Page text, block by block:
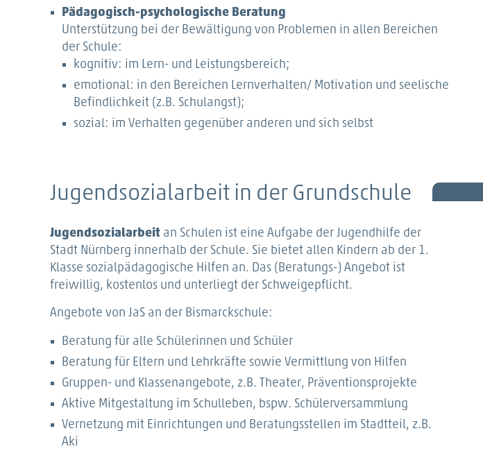
Pädagogisch-psychologische Beratung
Unterstützung bei der Bewältigung von Problemen in allen Bereichen
der Schule:
kognitiv: im Lern- und Leistungsbereich;
emotional: in den Bereichen Lernverhalten/ Motivation und seelische
Befindlichkeit (z.B. Schulangst);
sozial: im Verhalten gegenüber anderen und sich selbst
Jugendsozialarbeit in der Grundschule
Jugendsozialarbeit an Schulen ist eine Aufgabe der Jugendhilfe der
Stadt Nürnberg innerhalb der Schule. Sie bietet allen Kindern ab der 1.
Klasse sozialpädagogische Hilfen an. Das (Beratungs-) Angebot ist
freiwillig, kostenlos und unterliegt der Schweigepflicht.
Angebote von JaS an der Bismarckschule:
Beratung für alle Schülerinnen und Schüler
Beratung für Eltern und Lehrkräfte sowie Vermittlung von Hilfen
Gruppen- und Klassenangebote, z.B. Theater, Präventionsprojekte
Aktive Mitgestaltung im Schulleben, bspw. Schülerversammlung
Vernetzung mit Einrichtungen und Beratungsstellen im Stadtteil, z.B.
Aki